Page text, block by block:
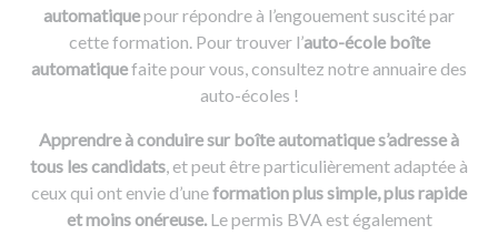
automatiquepour répondre à l’engouement suscité par
cette formation. Pour trouver l’auto-école boîte
automatiquefaite pour vous, consultez notre annuaire des
auto-écoles !
Apprendre à conduire sur boîte automatique s’adresse à
tous les candidats, et peut être particulièrement adaptée à
ceux qui ont envie d’uneformation plus simple, plus rapide
et moins onéreuse.Le permis BVA est également